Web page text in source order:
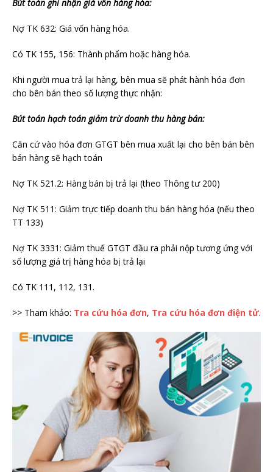
Bút toán ghi nhận giá vốn hàng hóa:
Nợ TK 632: Giá vốn hàng hóa.
Có TK 155, 156: Thành phẩm hoặc hàng hóa.
Khi người mua trả lại hàng, bên mua sẽ phát hành hóa đơn
cho bên bán theo số lượng thực nhận:
Bút toán hạch toán giảm trừ doanh thu hàng bán:
Căn cứ vào hóa đơn GTGT bên mua xuất lại cho bên bán bên
bán hàng sẽ hạch toán
Nợ TK 521.2: Hàng bán bị trả lại (theo Thông tư 200)
Nợ TK 511: Giảm trực tiếp doanh thu bán hàng hóa (nếu theo
TT 133)
Nợ TK 3331: Giảm thuế GTGT đầu ra phải nộp tương ứng với
số lượng giá trị hàng hóa bị trả lại
Có TK 111, 112, 131.
>> Tham khảo: Tra cứu hóa đơn, Tra cứu hóa đơn điện tử.